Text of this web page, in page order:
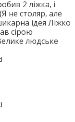
2 ліжка, і
не столяр, але
ідея Ліжко
сірою
людське